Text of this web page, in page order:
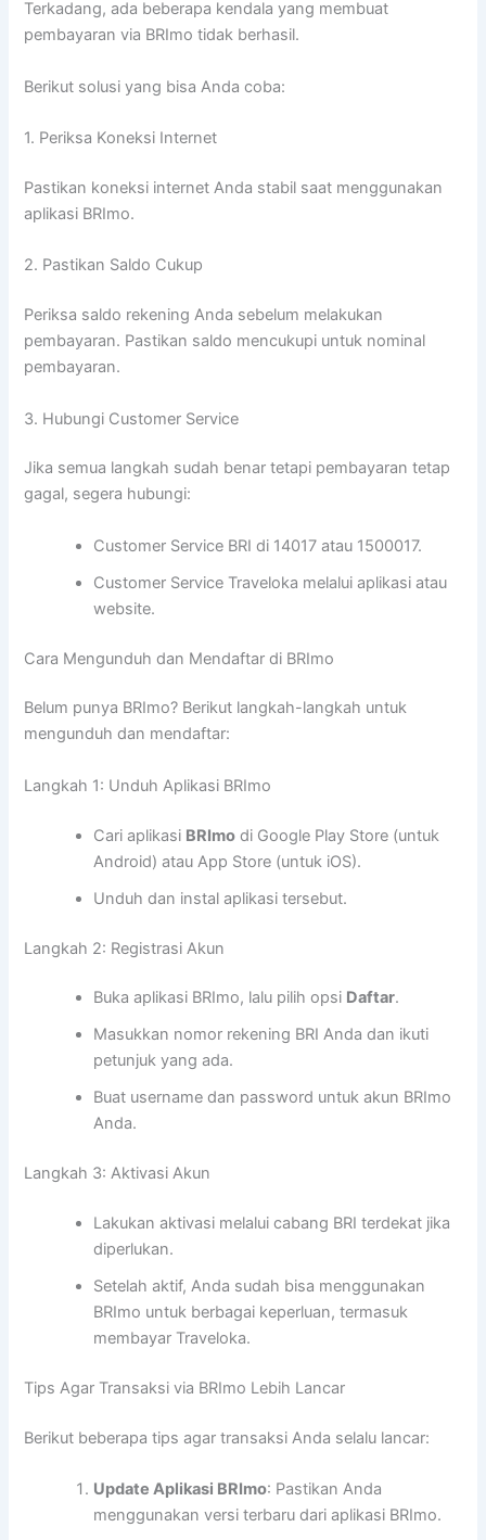
Terkadang, ada beberapa kendala yang membuat
pembayaran via BRImo tidak berhasil.
Berikut solusi yang bisa Anda coba:
1. Periksa Koneksi Internet
Pastikan koneksi internet Anda stabil saat menggunakan
aplikasi BRImo.
2. Pastikan Saldo Cukup
Periksa saldo rekening Anda sebelum melakukan
pembayaran. Pastikan saldo mencukupi untuk nominal
pembayaran.
3. Hubungi Customer Service
Jika semua langkah sudah benar tetapi pembayaran tetap
gagal, segera hubungi:
Customer Service BRI di 14017 atau 1500017.
Customer Service Traveloka melalui aplikasi atau
website.
Cara Mengunduh dan Mendaftar di BRImo
Belum punya BRImo? Berikut langkah-langkah untuk
mengunduh dan mendaftar:
Langkah 1: Unduh Aplikasi BRImo
Cari aplikasi BRImo di Google Play Store (untuk
Android) atau App Store (untuk iOS).
Unduh dan instal aplikasi tersebut.
Langkah 2: Registrasi Akun
Buka aplikasi BRImo, lalu pilih opsi Daftar.
Masukkan nomor rekening BRI Anda dan ikuti
petunjuk yang ada.
Buat username dan password untuk akun BRImo
Anda.
Langkah 3: Aktivasi Akun
Lakukan aktivasi melalui cabang BRI terdekat jika
diperlukan.
Setelah aktif, Anda sudah bisa menggunakan
BRImo untuk berbagai keperluan, termasuk
membayar Traveloka.
Tips Agar Transaksi via BRImo Lebih Lancar
Berikut beberapa tips agar transaksi Anda selalu lancar:
Update Aplikasi BRImo: Pastikan Anda
menggunakan versi terbaru dari aplikasi BRImo.